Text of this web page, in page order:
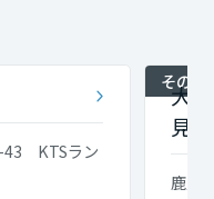
43 KTSラン
その他
大
見
鹿児